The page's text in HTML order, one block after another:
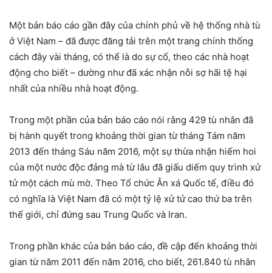
Một bản báo cáo gần đây của chính phủ về hệ thống nhà tù
ở Việt Nam – đã được đăng tải trên một trang chính thống
cách đây vài tháng, có thể là do sự cố, theo các nhà hoạt
động cho biết – dường như đã xác nhận nỗi sợ hãi tệ hại
nhất của nhiều nhà hoạt động.
Trong một phần của bản báo cáo nói rằng 429 tù nhân đã
bị hành quyết trong khoảng thời gian từ tháng Tám năm
2013 đến tháng Sáu năm 2016, một sự thừa nhận hiếm hoi
của một nước độc đảng mà từ lâu đã giấu diếm quy trình xử
tử một cách mù mờ. Theo Tổ chức Ân xá Quốc tế, điều đó
có nghĩa là Việt Nam đã có một tỷ lệ xử tử cao thứ ba trên
thế giới, chỉ đứng sau Trung Quốc và Iran.
Trong phần khác của bản báo cáo, đề cập đến khoảng thời
gian từ năm 2011 đến năm 2016, cho biết, 261.840 tù nhân